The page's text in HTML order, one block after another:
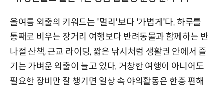
올여름 외출의 키워드는 '멀리'보다 '가볍게'다. 하루를
통째로 비우는 장거리 여행보다 반려동물과 함께하는 반
나절 산책, 근교 라이딩, 짧은 낚시처럼 생활권 안에서 즐
기는 가벼운 외출이 늘고 있다. 거창한 여행이 아니어도
필요한 장비만 잘 챙기면 일상 속 야외활동은 한층 편해